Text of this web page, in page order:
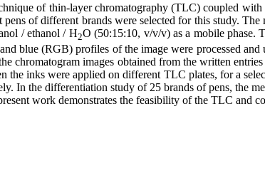
of thin-layer chromatography (TLC) coupled
of different brands were selected for this study.
/ ethanol / H2O (50:15:10, v/v/v) as a mobile phase.
blue (RGB) profiles of the image were processed
chromatogram images obtained from the written
the inks were applied on different TLC plates, for a
In the differentiation study of 25 brands of pens, the
work demonstrates the feasibility of the TLC and